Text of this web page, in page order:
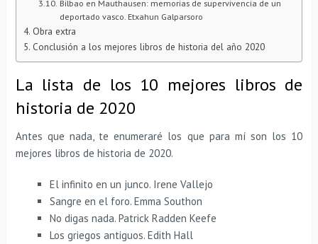
Bilbao en Mauthausen: memorias de supervivencia de un
deportado vasco. Etxahun Galparsoro
Obra extra
Conclusión a los mejores libros de historia del año 2020
La lista de los 10 mejores libros de
historia de 2020
Antes que nada, te enumeraré los que para mí son los 10
mejores libros de historia de 2020.
El infinito en un junco. Irene Vallejo
Sangre en el foro. Emma Southon
No digas nada. Patrick Radden Keefe
Los griegos antiguos. Edith Hall